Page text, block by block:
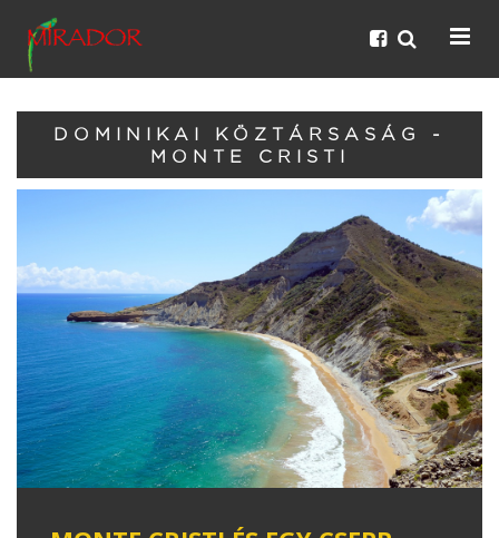
DOMINIKAI KÖZTÁRSASÁG -
MONTE CRISTI